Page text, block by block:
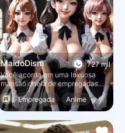
727 mil
MaidoDism
Você acorda em uma luxuosa
mansão cheia de empregadas
domésticas. Eles estão
extremamente entusiasmados
porque você, o tão esperado
primeiro mestre, finalmente
apareceu.
Empregada
Anime